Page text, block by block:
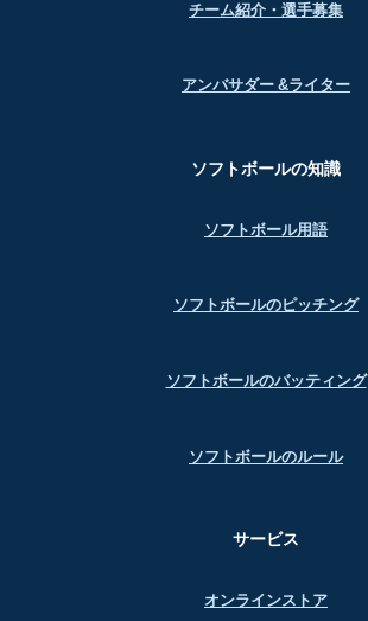
チーム紹介・選手募集
アンバサダー &ライター
ソフトボールの知識
ソフトボール用語
ソフトボールのピッチング
ソフトボールのバッティング
ソフトボールのルール
サービス
オンラインストア